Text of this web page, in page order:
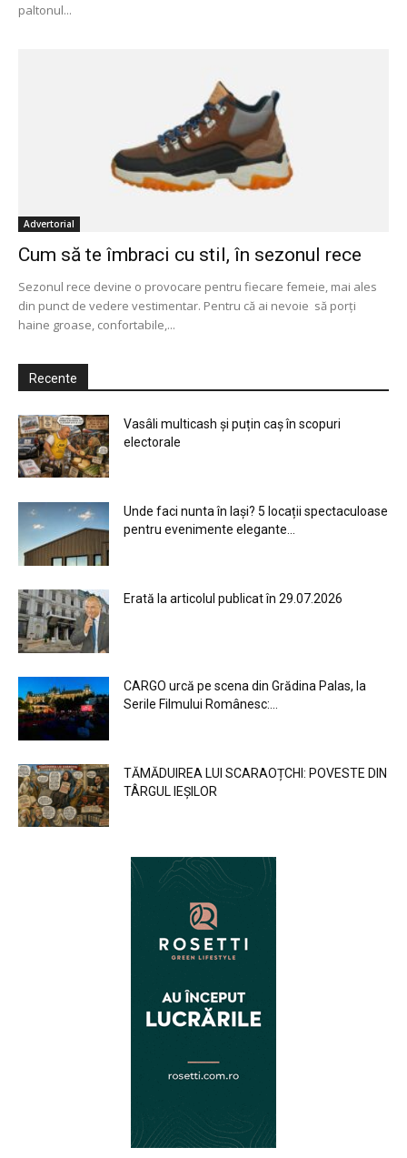
paltonul...
Advertorial
Cum să te îmbraci cu stil, în sezonul rece
Sezonul rece devine o provocare pentru fiecare femeie, mai ales
din punct de vedere vestimentar. Pentru că ai nevoie să porți
haine groase, confortabile,...
Recente
Vasâli multicash și puțin caș în scopuri
electorale
Unde faci nunta în Iași? 5 locații spectaculoase
pentru evenimente elegante...
Erată la articolul publicat în 29.07.2026
CARGO urcă pe scena din Grădina Palas, la
Serile Filmului Românesc:...
TĂMĂDUIREA LUI SCARAOȚCHI: POVESTE DIN
TÂRGUL IEȘILOR